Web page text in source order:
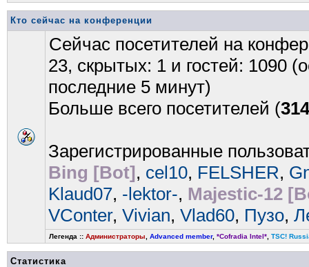
Кто сейчас на конференции
Сейчас посетителей на
23, скрытых: 1 и гостей: 1090
последние 5 минут)
Больше всего посетителей (
Зарегистрированные
Bing [Bot], cel10, FELSHER,
Klaud07, -lektor-, Majestic-12
VConter, Vivian, Vlad60, Пузо,
Легенда :: Администраторы Advanced member, *Cofradia Intel* TSC!
Статистика